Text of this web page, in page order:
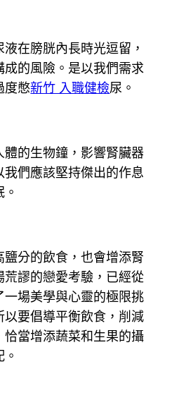
在膀胱內長時光逗留，
的風險。是以我們需求
度憋新竹 入職健檢尿。
體的生物鐘，影響腎臟器
們應該堅持傑出的作息
鹽分的飲食，也會增添腎
謬的戀愛考驗，已經從
場美學與心靈的極限挑
要倡導平衡飲食，削減
當增添蔬菜和生果的攝